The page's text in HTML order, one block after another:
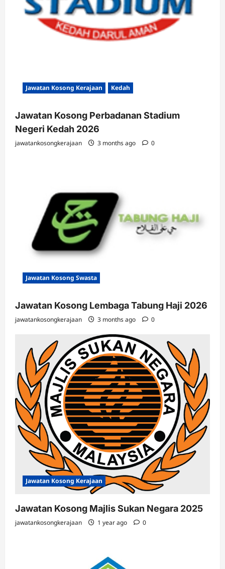
Jawatan Kosong Kerajaan Kedah
Jawatan Kosong Perbadanan Stadium
Negeri Kedah 2026
jawatankosongkerajaan 3 months ago 0
Jawatan Kosong Swasta
Jawatan Kosong Lembaga Tabung Haji 2026
jawatankosongkerajaan 3 months ago 0
Jawatan Kosong Kerajaan
Jawatan Kosong Majlis Sukan Negara 2025
jawatankosongkerajaan 1 year ago 0